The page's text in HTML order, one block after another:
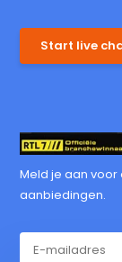
Start live
Meld je aan
aanbiedingen.